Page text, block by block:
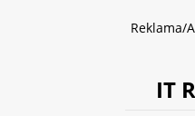
Reklama/
IT